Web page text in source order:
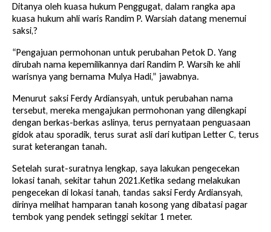
Ditanya oleh kuasa hukum Penggugat, dalam rangka apa
kuasa hukum ahli waris Randim P. Warsiah datang menemui
saksi,?
“Pengajuan permohonan untuk perubahan Petok D. Yang
dirubah nama kepemilikannya dari Randim P. Warsih ke ahli
warisnya yang bernama Mulya Hadi,” jawabnya.
Menurut saksi Ferdy Ardiansyah, untuk perubahan nama
tersebut, mereka mengajukan permohonan yang dilengkapi
dengan berkas-berkas aslinya, terus pernyataan penguasaan
gidok atau sporadik, terus surat asli dari kutipan Letter C, terus
surat keterangan tanah.
Setelah surat-suratnya lengkap, saya lakukan pengecekan
lokasi tanah, sekitar tahun 2021.Ketika sedang melakukan
pengecekan di lokasi tanah, tandas saksi Ferdy Ardiansyah,
dirinya melihat hamparan tanah kosong yang dibatasi pagar
tembok yang pendek setinggi sekitar 1 meter.